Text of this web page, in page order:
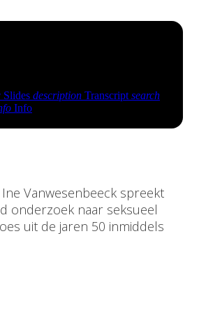
Vanwesenbeeck spreekt
onderzoek naar seksueel
uit de jaren 50 inmiddels